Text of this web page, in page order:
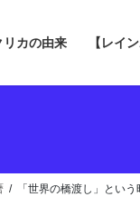
リカの由来 【レイ
「世界の橋渡し」とい